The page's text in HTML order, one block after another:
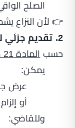
الصلح
👉 لأن النزاع
2. تقديم جزئي للدفاتر
حسب
المادة 21 من قانون التجارة
يمكن:
عرض
أو
وللقاضي: